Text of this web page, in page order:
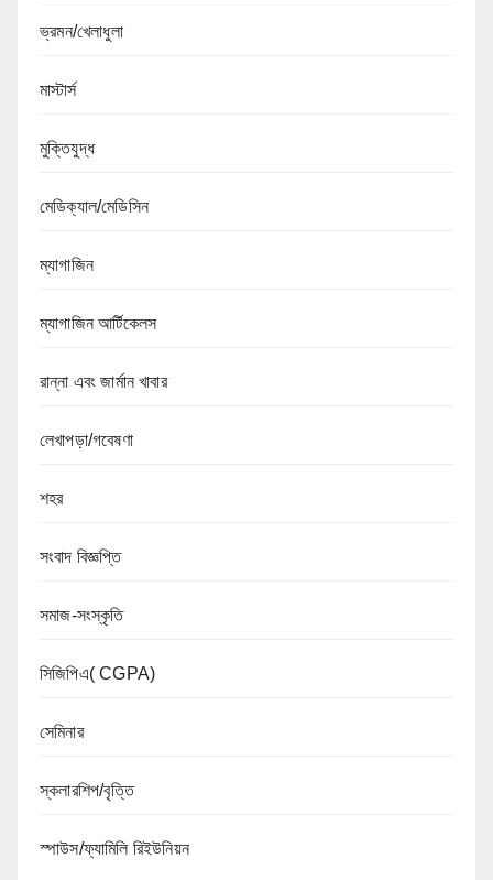
ভ্রমন/খেলাধুলা
মাস্টার্স
মুক্তিযুদ্ধ
মেডিক্যাল/মেডিসিন
ম্যাগাজিন
ম্যাগাজিন আর্টিকেলস
রান্না এবং জার্মান খাবার
লেখাপড়া/গবেষণা
শহর
সংবাদ বিজ্ঞপ্তি
সমাজ-সংস্কৃতি
সিজিপিএ( CGPA)
সেমিনার
স্কলারশিপ/বৃত্তি
স্পাউস/ফ্যামিলি রিইউনিয়ন